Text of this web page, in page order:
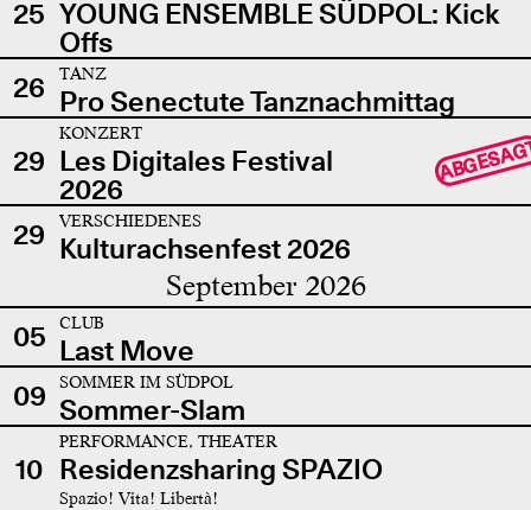
25 YOUNG ENSEMBLE SÜDPOL: Kick
Offs
26
TANZ
Pro Senectute Tanznachmittag
29
KONZERT
Les Digitales Festival
2026
29 VERSCHIEDENES
Kulturachsenfest 2026
September 2026
05 CLUB
Last Move
09
SOMMER IM SÜDPOL
Sommer-Slam
10
PERFORMANCE, THEATER
Residenzsharing SPAZIO
Spazio! Vita! Libertà!